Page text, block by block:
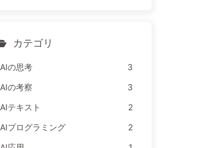
カテゴリ
AIの思考
3
AIの考察
3
AIテキスト
2
AIプログラミング
2